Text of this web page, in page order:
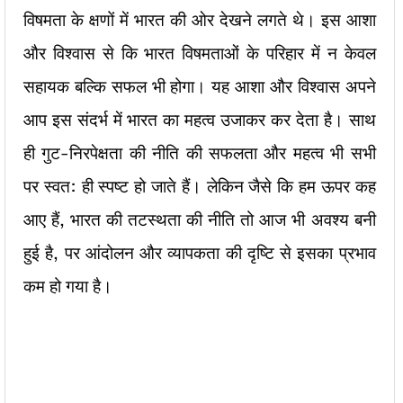
विषमता के क्षणों में भारत की ओर देखने लगते थे। इस आशा
और विश्वास से कि भारत विषमताओं के परिहार में न केवल
सहायक बल्कि सफल भी होगा। यह आशा और विश्वास अपने
आप इस संदर्भ में भारत का महत्व उजाकर कर देता है। साथ
ही गुट-निरपेक्षता की नीति की सफलता और महत्व भी सभी
पर स्वत: ही स्पष्ट हो जाते हैं। लेकिन जैसे कि हम ऊपर कह
आए हैं, भारत की तटस्थता की नीति तो आज भी अवश्य बनी
हुई है, पर आंदोलन और व्यापकता की दृष्टि से इसका प्रभाव
कम हो गया है।